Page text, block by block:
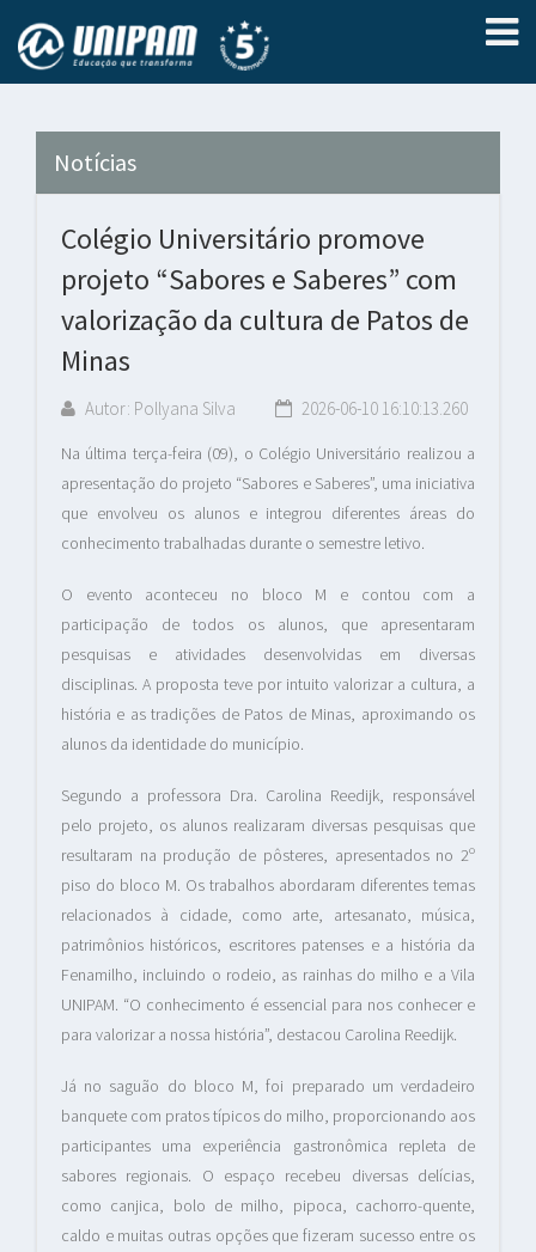
Notícias
Colégio Universitário promove
projeto “Sabores e Saberes” com
valorização da cultura de Patos de
Minas
Autor: Pollyana Silva 2026-06-10 16:10:13.260
Na última terça-feira (09), o Colégio Universitário realizou a
apresentação do projeto “Sabores e Saberes”, uma iniciativa
que envolveu os alunos e integrou diferentes áreas do
conhecimento trabalhadas durante o semestre letivo.
O evento aconteceu no bloco M e contou com a
participação de todos os alunos, que apresentaram
pesquisas e atividades desenvolvidas em diversas
disciplinas. A proposta teve por intuito valorizar a cultura, a
história e as tradições de Patos de Minas, aproximando os
alunos da identidade do município.
Segundo a professora Dra. Carolina Reedijk, responsável
pelo projeto, os alunos realizaram diversas pesquisas que
resultaram na produção de pôsteres, apresentados no 2º
piso do bloco M. Os trabalhos abordaram diferentes temas
relacionados à cidade, como arte, artesanato, música,
patrimônios históricos, escritores patenses e a história da
Fenamilho, incluindo o rodeio, as rainhas do milho e a Vila
UNIPAM. “O conhecimento é essencial para nos conhecer e
para valorizar a nossa história”, destacou Carolina Reedijk.
Já no saguão do bloco M, foi preparado um verdadeiro
banquete com pratos típicos do milho, proporcionando aos
participantes uma experiência gastronômica repleta de
sabores regionais. O espaço recebeu diversas delícias,
como canjica, bolo de milho, pipoca, cachorro-quente,
caldo e muitas outras opções que fizeram sucesso entre os